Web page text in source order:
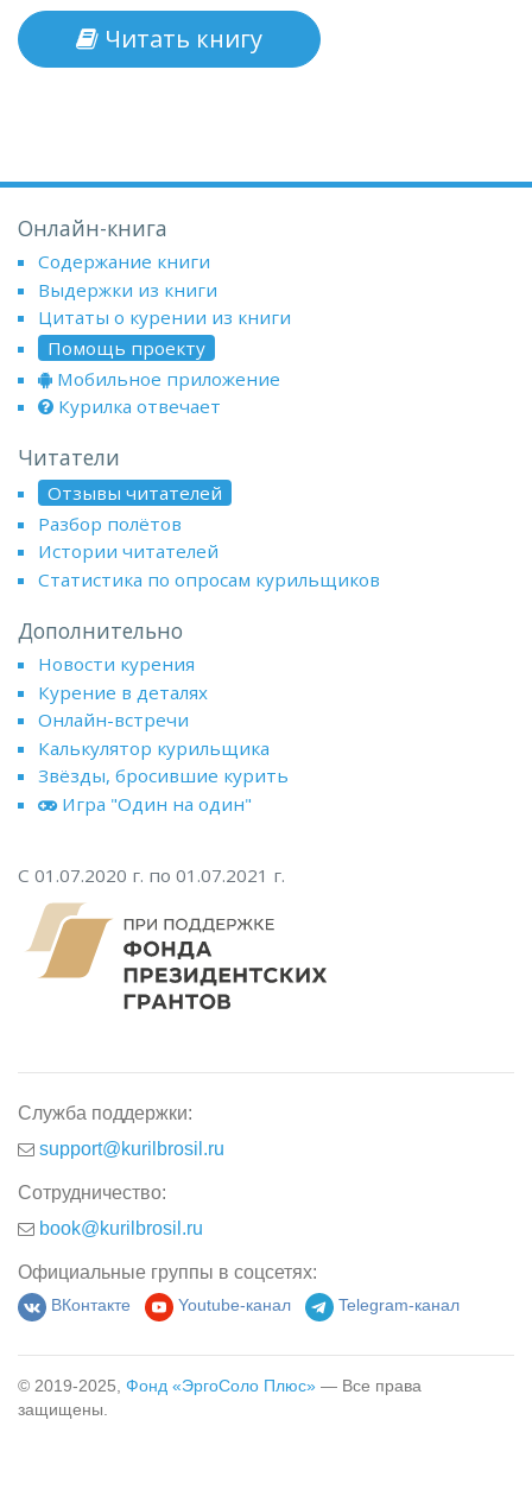
Читать книгу
Онлайн-книга
Содержание книги
Выдержки из книги
Цитаты о курении из книги
Помощь проекту
Мобильное приложение
Курилка отвечает
Читатели
Отзывы читателей
Разбор полётов
Истории читателей
Статистика по опросам курильщиков
Дополнительно
Новости курения
Курение в деталях
Онлайн-встречи
Калькулятор курильщика
Звёзды, бросившие курить
Игра "Один на один"
С 01.07.2020 г. по 01.07.2021 г.
Служба поддержки:
support@kurilbrosil.ru
Сотрудничество:
book@kurilbrosil.ru
Официальные группы в соцсетях:
ВКонтакте Youtube-канал Telegram-канал
© 2019-2025, Фонд «ЭргоСоло Плюс» — Все права
защищены.